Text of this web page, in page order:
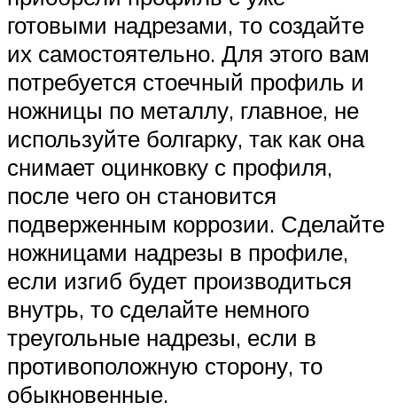
готовыми надрезами, то создайте
их самостоятельно. Для этого вам
потребуется стоечный профиль и
ножницы по металлу, главное, не
используйте болгарку, так как она
снимает оцинковку с профиля,
после чего он становится
подверженным коррозии. Сделайте
ножницами надрезы в профиле,
если изгиб будет производиться
внутрь, то сделайте немного
треугольные надрезы, если в
противоположную сторону, то
обыкновенные.